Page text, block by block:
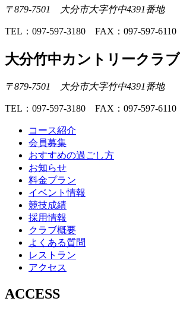
〒879-7501 大分市大字竹中4391番地
TEL：097-597-3180 FAX：097-597-6110
大分竹中カントリークラブ
〒879-7501 大分市大字竹中4391番地
TEL：097-597-3180 FAX：097-597-6110
コース紹介
会員募集
おすすめの過ごし方
お知らせ
料金プラン
イベント情報
競技成績
採用情報
クラブ概要
よくある質問
レストラン
アクセス
ACCESS